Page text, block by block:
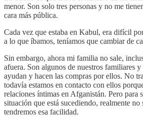
menor. Son solo tres personas y no me
cara más pública.
Cada vez que estaba en Kabul, era difícil
a lo que íbamos, teníamos que cambiar de
Sin embargo, ahora mi familia no sale,
afuera. Son algunos de nuestros familiares
ayudan y hacen las compras por ellos. No
todavía estamos en contacto con ellos
relaciones íntimas en Afganistán. Pero para
situación que está sucediendo, realmente no
tendremos esa facilidad.